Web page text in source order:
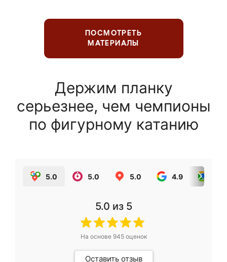
ПОСМОТРЕТЬ
МАТЕРИАЛЫ
Держим планку
серьезнее, чем чемпионы
по фигурному катанию
5.0 5.0 5.0 4.9
5.0 из 5
На основе 945оценок
Оставить отзыв